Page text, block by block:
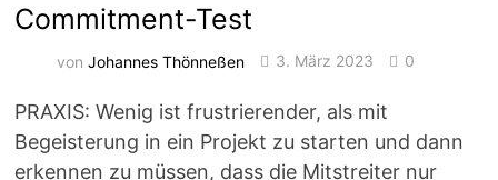
Commitment-Test
vonJohannes Thönneßen 3. März 2023 0
PRAXIS: Wenig ist frustrierender, als mit
Begeisterung in ein Projekt zu starten und dann
erkennen zu müssen, dass die Mitstreiter nur